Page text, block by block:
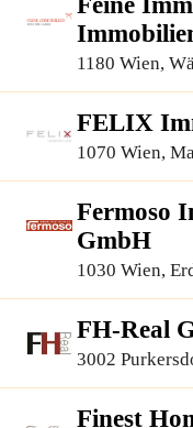
GmbH
1180 Wien,
FELIX
1070 Wien,
Fermoso
GmbH
1030 Wien,
FH-Real
3002
Finest